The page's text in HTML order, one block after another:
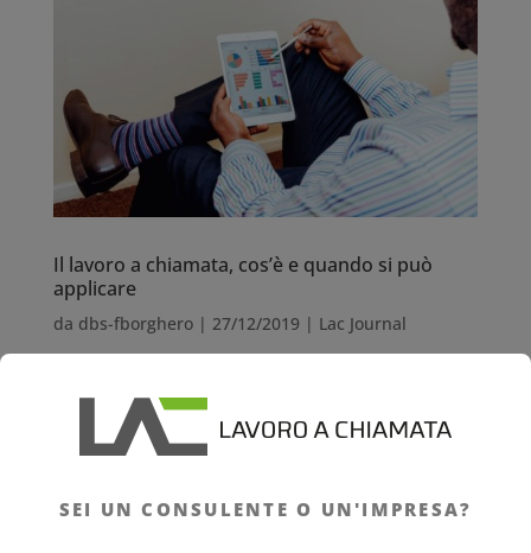
Il lavoro a chiamata, cos’è e quando si può
applicare
da dbs-fborghero| 27/12/2019 | Lac Journal
Il lavoro a chiamata, cos’è e quando si
può applicare Il lavoro a chiamata,
SEI UN CONSULENTE O UN'IMPRESA?